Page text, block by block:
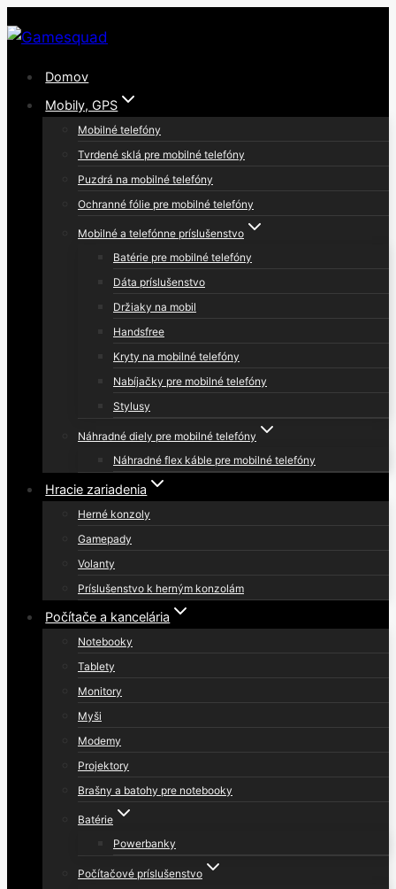
to
Domov
Mobily, GPS
Mobilné telefóny
Tvrdené sklá pre mobilné telefóny
Puzdrá na mobilné telefóny
Ochranné fólie pre mobilné telefóny
Mobilné a telefónne príslušenstvo
Batérie pre mobilné telefóny
Dáta príslušenstvo
Držiaky na mobil
Handsfree
Kryty na mobilné telefóny
Nabíjačky pre mobilné telefóny
Stylusy
Náhradné diely pre mobilné telefóny
Náhradné flex káble pre mobilné telefóny
Hracie zariadenia
Herné konzoly
Gamepady
Volanty
Príslušenstvo k herným konzolám
Počítače a kancelária
Notebooky
Tablety
Monitory
Myši
Modemy
Projektory
Brašny a batohy pre notebooky
Batérie
Powerbanky
Počítačové príslušenstvo